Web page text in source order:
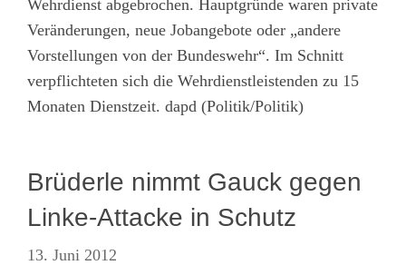
Wehrdienst abgebrochen. Hauptgründe waren private
Veränderungen, neue Jobangebote oder „andere
Vorstellungen von der Bundeswehr“. Im Schnitt
verpflichteten sich die Wehrdienstleistenden zu 15
Monaten Dienstzeit. dapd (Politik/Politik)
Brüderle nimmt Gauck gegen
Linke-Attacke in Schutz
13. Juni 2012